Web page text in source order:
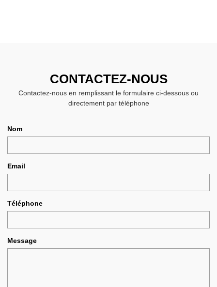
CONTACTEZ-NOUS
Contactez-nous en remplissant le formulaire ci-dessous ou
directement par téléphone
Nom
Email
Téléphone
Message